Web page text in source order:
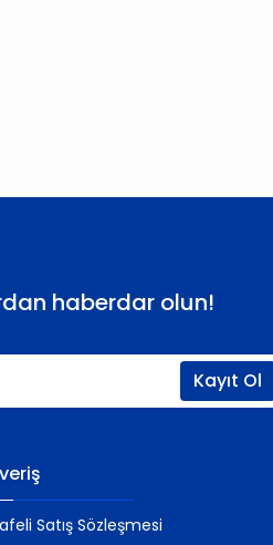
haberdar olun!
Kayıt Ol
Satış Sözleşmesi